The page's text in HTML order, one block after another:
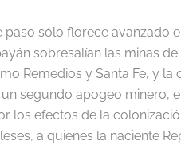
sólo florece avanzado
sobresalían las minas
Remedios y Santa Fe, y
segundo apogeo
los efectos de la
a quienes la naciente